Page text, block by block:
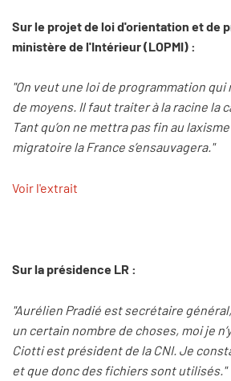
Sur le projet de loi d'orientation et de
ministère de l'Intérieur (LOPMI) :
"On veut une loi de programmation qui
de moyens. Il faut traiter à la racine la
Tant qu’on ne mettra pas fin au
migratoire la France s’ensauvagera."
Voir l'extrait
Sur la présidence LR :
"Aurélien Pradié est secrétaire
un certain nombre de choses, moi je
Ciotti est président de la CNI. Je
et que donc des fichiers sont utilisés."